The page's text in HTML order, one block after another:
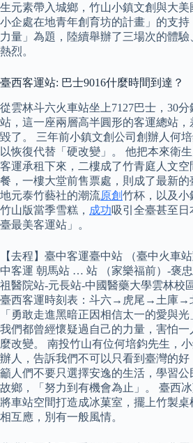
生元素帶入城鄉，竹山小鎮文創與大
小企處在地青年創育坊的計畫」的支持
力量」為題，陸續舉辦了三場次的體
熱烈。
臺西客運站: 巴士9016什麼時間到達？
從雲林斗六火車站坐上7127巴士，30
站，這一座兩層高半圓形的客運總站
毀了。 三年前小鎮文創公司創辦人何
以恢復代替「硬改變」。 他把本來衛
客運承租下來，二樓成了竹青庭人文
餐，一樓大堂前售票處，則成了最新
地元泰竹藝社的潮流原創竹杯，以及小
竹山版當季雪糕， 成功吸引全臺甚至
臺最美客運站」。
【去程】臺中客運臺中站 （臺中火車
中客運 朝馬站 … 站 （家樂福前）-褒
祖醫院站-元長站-中國醫藥大學雲林
臺西客運時刻表：斗六→虎尾→土庫→
「勇敢走進黑暗正因相信太一的愛與
我們都曾經懷疑過自己的力量，害怕
麼改變。 南投竹山有位何培鈞先生，
辦人，告訴我們不可以只看到臺灣的
籲人們不要只選擇安逸的生活，學習
故鄉，「努力到有機會為止」。 臺西
將車站空間打造成冰菓室，擺上竹製
相互應，別有一般風情。